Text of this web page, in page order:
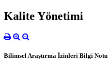
Kalite Yönetimi
Bilimsel Araştırma İzinleri Bilgi Notu